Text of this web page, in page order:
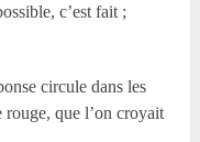
c’est fait ;
circule dans les
rouge, que l’on croyait